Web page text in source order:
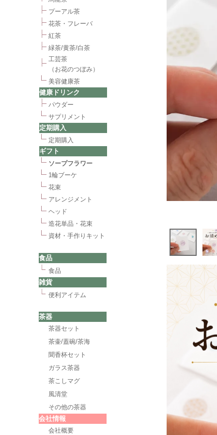
プーアル茶
花茶・フレーバ
紅茶
緑茶/黄茶/白茶
工芸茶
（お花のつぼみ）
美容健康茶
健康ドリンク
パウダー
サプリメント
定期購入
定期購入
ギフト
ソープフラワー
1輪ブーケ
花束
アレンジメント
ヘッド
造花単品・花束
資材・手作りキット
食品
食品
雑貨
便利アイテム
茶器
茶器セット
茶壷/蓋碗/茶海
聞香杯セット
ガラス茶器
茶こしマグ
風清堂
その他の茶器
会社情報
会社概要